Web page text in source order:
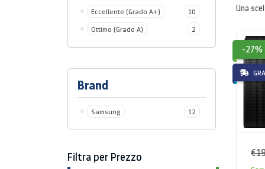
Eccellente (Grado A+)
10
Ottimo (Grado A)
2
Brand
Samsung 12
Filtra per Prezzo
Una
-27%
€